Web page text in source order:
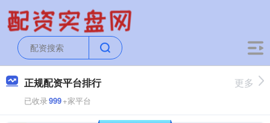
正规配资平台排行
已收录999+家平台
更多